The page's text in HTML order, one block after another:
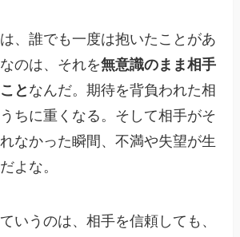
、誰でも一度は抱いたことがあ
のは、それを無意識のまま相手
と なんだ。期待を背負われた相
ちに重くなる。そして相手がそ
なかった瞬間、不満や失望が生
よな。
いうのは、相手を信頼しても、